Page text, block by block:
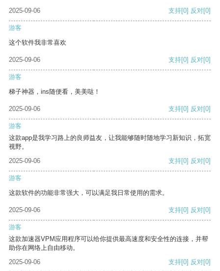
2025-09-06 支持[0] 反对[0]
游客
这个软件我非常喜欢
2025-09-06 支持[0] 反对[0]
游客
梯子神器，ins随便看，美美哒！
2025-09-06 支持[0] 反对[0]
游客
这款app是我学习路上的良师益友，让我能够随时随地学习新知识，拓宽
视野。
2025-09-06
支持[0] 反对[0]
游客
这款软件的功能非常强大，可以满足我日常使用的需求。
2025-09-06 支持[0] 反对[0]
游客
这款加速器VPM应用程序可以给你提供最高速度和安全性的连接，并帮
助你在网络上自由移动。
2025-09-06
支持[0] 反对[0]